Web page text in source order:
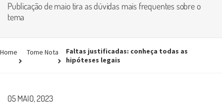
Publicação de maio tira as dúvidas mais frequentes sobre o
tema
Home Tome Nota
Faltas justificadas: conheça todas as
hipóteses legais
05 MAIO, 2023